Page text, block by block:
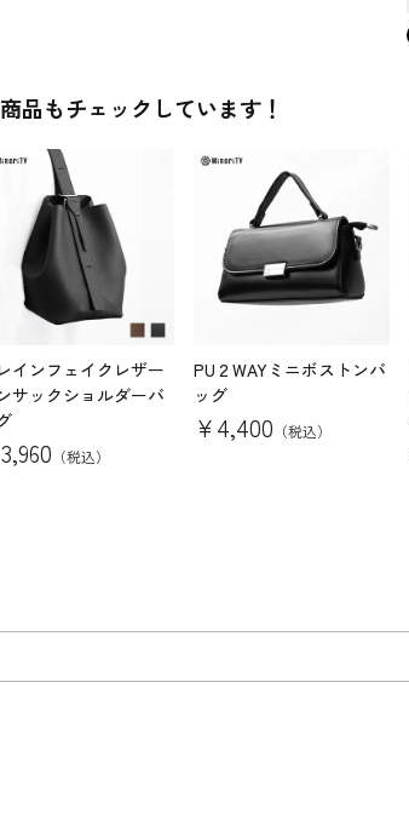
品もチェックしています！
インフェイクレザー
サックショルダーバ
3,960 （税込）
PU２WAYミニボストンバ
ッグ
¥4,400 （税込）